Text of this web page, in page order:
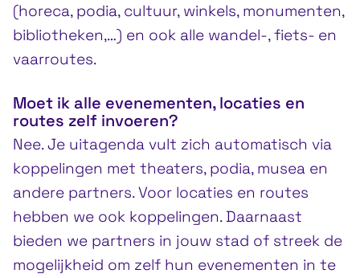
(horeca, podia, cultuur, winkels, monumenten,
bibliotheken,…) en ook alle wandel-, fiets- en
vaarroutes.
Moet ik alle evenementen, locaties en
routes zelf invoeren?
Nee. Je uitagenda vult zich automatisch via
koppelingen met theaters, podia, musea en
andere partners. Voor locaties en routes
hebben we ook koppelingen. Daarnaast
bieden we partners in jouw stad of streek de
mogelijkheid om zelf hun evenementen in te